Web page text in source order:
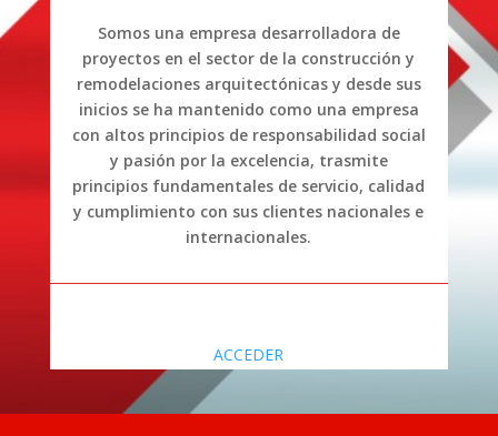
Somos una empresa desarrolladora de
proyectos en el sector de la construcción y
remodelaciones arquitectónicas y desde sus
inicios se ha mantenido como una empresa
con altos principios de responsabilidad social
y pasión por la excelencia, trasmite
principios fundamentales de servicio, calidad
y cumplimiento con sus clientes nacionales e
internacionales.
ACCEDER